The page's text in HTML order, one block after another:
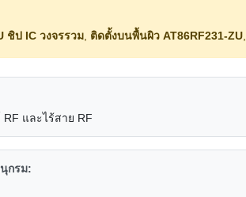
ชิป IC วงจรรวม, ติดตั้งบนพื้นผิว AT86RF231-ZU,
และไร้สาย RF
กรม: